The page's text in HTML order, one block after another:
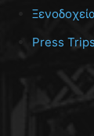
Press Trips